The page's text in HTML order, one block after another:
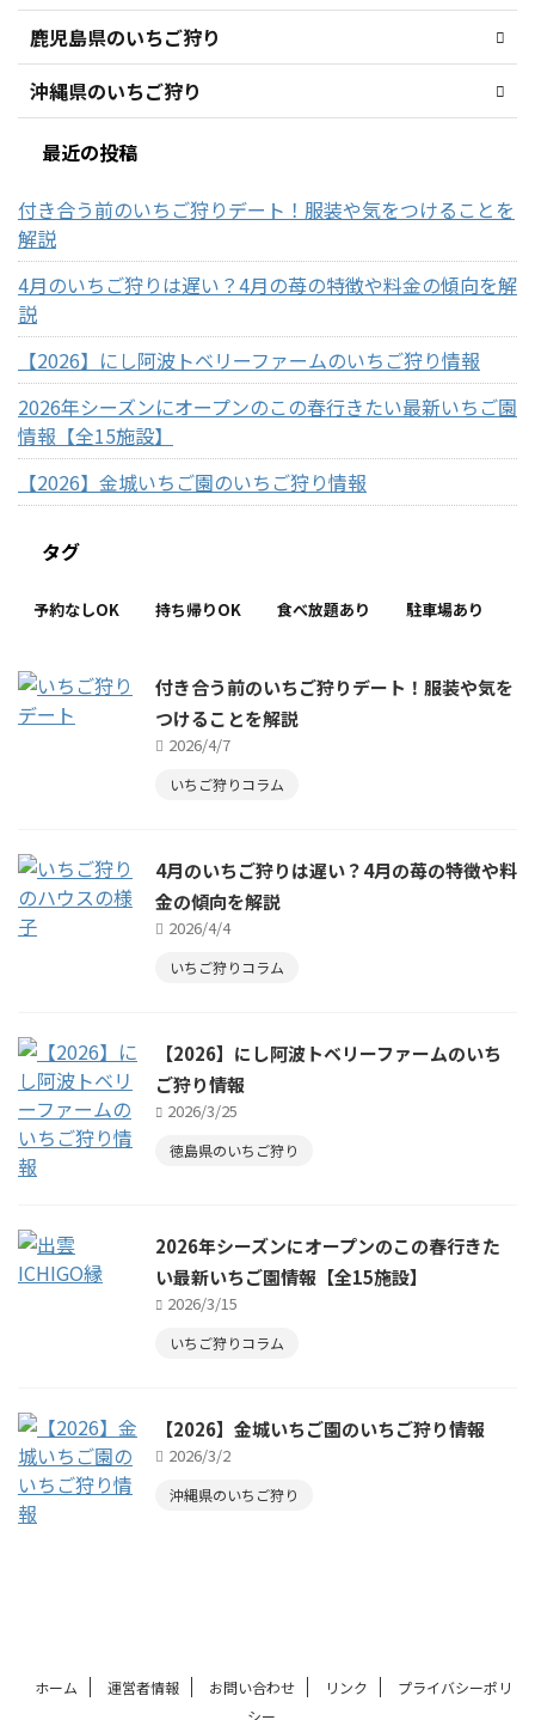
鹿児島県のいちご狩り
沖縄県のいちご狩り
最近の投稿
付き合う前のいちご狩りデート！服装や気をつけることを
解説
4月のいちご狩りは遅い？4月の苺の特徴や料金の傾向を解
説
【2026】にし阿波トベリーファームのいちご狩り情報
2026年シーズンにオープンのこの春行きたい最新いちご園
情報【全15施設】
【2026】金城いちご園のいちご狩り情報
タグ
予約なしOK 持ち帰りOK 食べ放題あり 駐車場あり
付き合う前のいちご狩りデート！服装や気を
つけることを解説
2026/4/7
いちご狩りコラム
4月のいちご狩りは遅い？4月の苺の特徴や料
金の傾向を解説
2026/4/4
いちご狩りコラム
【2026】にし阿波トベリーファームのいち
ご狩り情報
2026/3/25
徳島県のいちご狩り
2026年シーズンにオープンのこの春行きた
い最新いちご園情報【全15施設】
2026/3/15
いちご狩りコラム
【2026】金城いちご園のいちご狩り情報
2026/3/2
沖縄県のいちご狩り
ホーム 運営者情報 お問い合わせ リンク
プライバシーポリ